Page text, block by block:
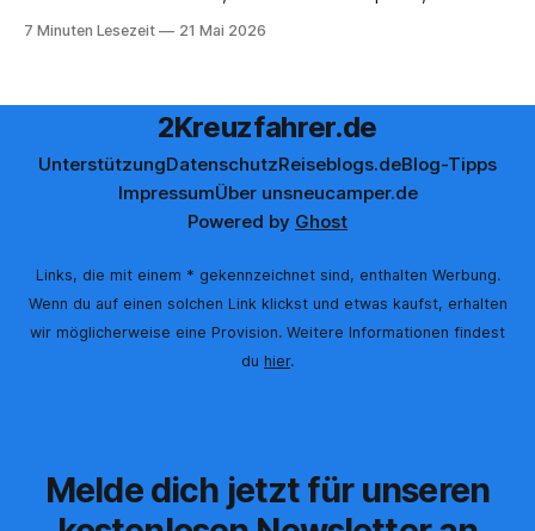
Cocktail an der Bar. Auch auf einer unserer letzten Reisen
7 Minuten Lesezeit 21 Mai 2026
2Kreuzfahrer.de
UnterstützungDatenschutzReiseblogs.deBlog-Tipps
ImpressumÜber unsneucamper.de
Powered by Ghost
Links, die mit einem * gekennzeichnet sind, enthalten Werbung.
Wenn du auf einen solchen Link klickst und etwas kaufst, erhalten
wir möglicherweise eine Provision. Weitere Informationen findest
du hier.
Melde dich jetzt für unseren